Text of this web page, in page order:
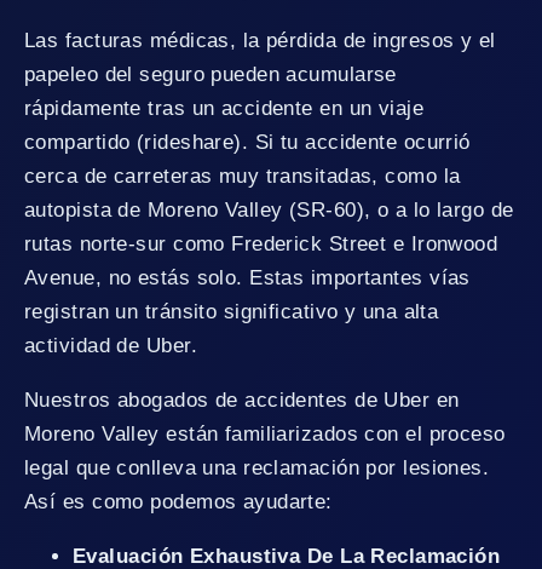
Las facturas médicas, la pérdida de ingresos y el
papeleo del seguro pueden acumularse
rápidamente tras un accidente en un viaje
compartido (rideshare). Si tu accidente ocurrió
cerca de carreteras muy transitadas, como la
autopista de Moreno Valley (SR-60), o a lo largo de
rutas norte-sur como Frederick Street e Ironwood
Avenue, no estás solo. Estas importantes vías
registran un tránsito significativo y una alta
actividad de Uber.
Nuestros abogados de accidentes de Uber en
Moreno Valley están familiarizados con el proceso
legal que conlleva una reclamación por lesiones.
Así es como podemos ayudarte:
Evaluación Exhaustiva De La Reclamación